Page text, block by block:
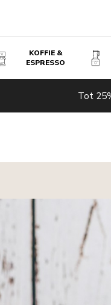
KOFFIE &
ESPRESSO
Tot